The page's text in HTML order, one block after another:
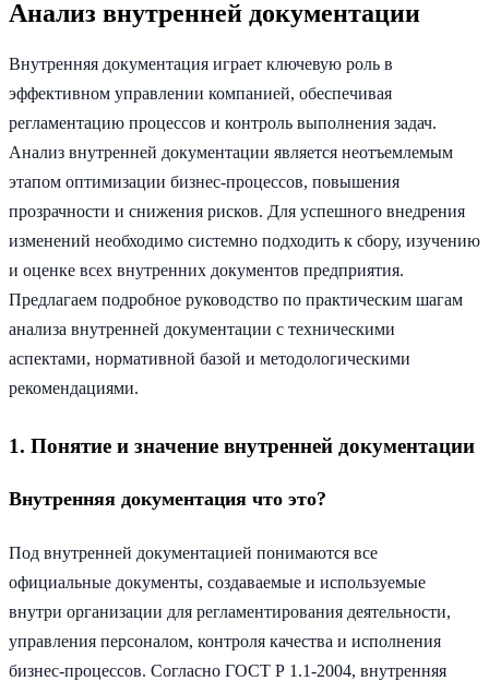
Анализ внутренней документации
Внутренняя документация играет ключевую роль в
эффективном управлении компанией, обеспечивая
регламентацию процессов и контроль выполнения задач.
Анализ внутренней документации является неотъемлемым
этапом оптимизации бизнес-процессов, повышения
прозрачности и снижения рисков. Для успешного внедрения
изменений необходимо системно подходить к сбору, изучению
и оценке всех внутренних документов предприятия.
Предлагаем подробное руководство по практическим шагам
анализа внутренней документации с техническими
аспектами, нормативной базой и методологическими
рекомендациями.
1. Понятие и значение внутренней документации
Внутренняя документация что это?
Под внутренней документацией понимаются все
официальные документы, создаваемые и используемые
внутри организации для регламентирования деятельности,
управления персоналом, контроля качества и исполнения
бизнес-процессов. Согласно ГОСТ Р 1.1-2004, внутренняя